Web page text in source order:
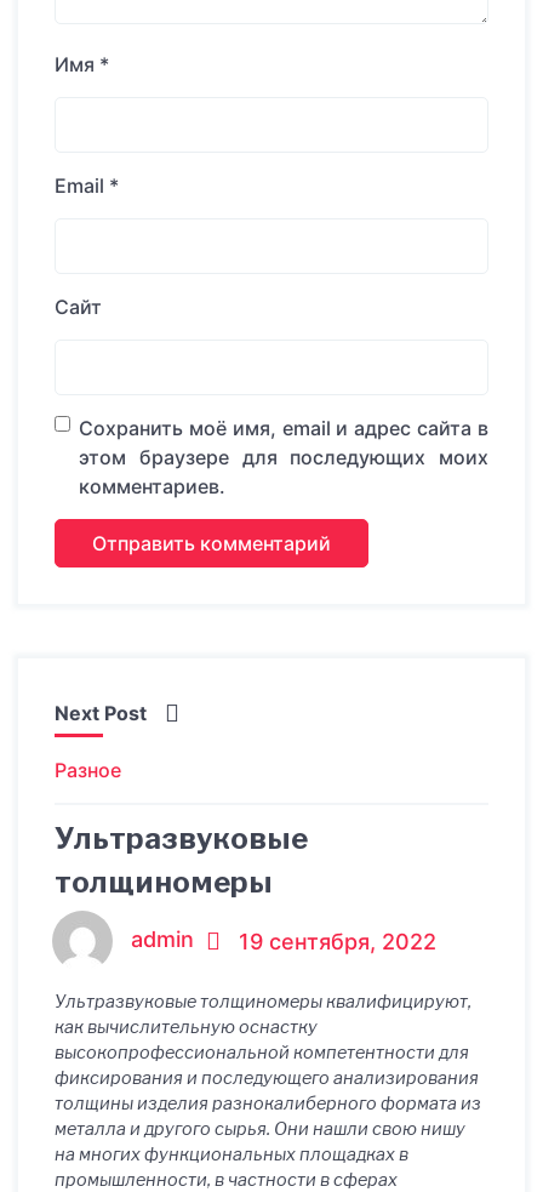
Имя *
Email *
Сайт
Сохранить моё имя, email и адрес сайта в
этом браузере для последующих моих
комментариев.
Next Post
Разное
Ультразвуковые
толщиномеры
admin 19 сентября, 2022
Ультразвуковые толщиномеры квалифицируют,
как вычислительную оснастку
высокопрофессиональной компетентности для
фиксирования и последующего анализирования
толщины изделия разнокалиберного формата из
металла и другого сырья. Они нашли свою нишу
на многих функциональных площадках в
промышленности, в частности в сферах